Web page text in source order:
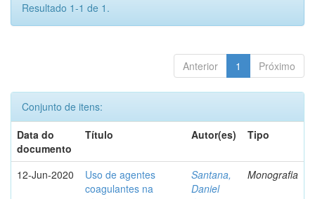
Resultado 1-1 de 1.
Anterior 1 Próximo
Conjunto de itens:
Data do
documento
Título Autor(es) Tipo
12-Jun-2020
Uso de agentes
coagulantes na
Santana,
Daniel
Monografia